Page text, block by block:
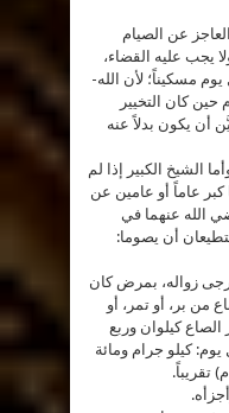
عن الصيام
يجب عليه القضاء،
مسكيناً؛ لأن الله-
كان التخيير
أن يكون بدلاً عنه
الشيخ الكبير إذا لم
عاماً أو عامين عن
الله عنهما في
أن يصوما:
زواله، بمرض كان
من بر، أو تمر، أو
الصاع كيلوان وربع
كل يوم: كيلو جرام ومائة